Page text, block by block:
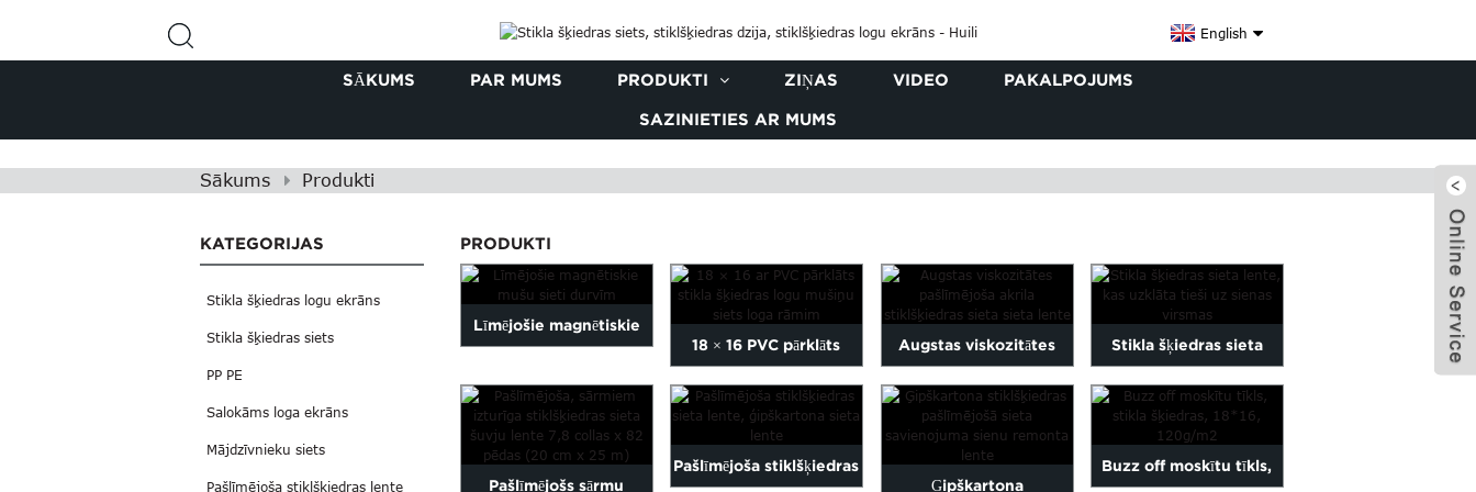
English
SĀKUMS PAR MUMS PRODUKTI ZIŅAS VIDEO PAKALPOJUMS
SAZINIETIES AR MUMS
Sākums Produkti
KATEGORIJAS
Stikla šķiedras logu ekrāns
Stikla šķiedras siets
PP PE
Salokāms loga ekrāns
Mājdzīvnieku siets
Pašlīmējoša stiklšķiedras lente
PRODUKTI
Līmējošie magnētiskie
18 × 16 PVC pārklāts
stiklšķiedras logu
mušiņskrāpis ...
Augstas viskozitātes
pašlīmējoša akrila
stiklšķiedras līme
Stikla šķiedras sieta
lente, kas tieši uzklāta
uz si...
Pašlīmējošs sārmu
Pašlīmējoša stiklšķiedras
Ģipškartona
Buzz off moskītu tīkls,